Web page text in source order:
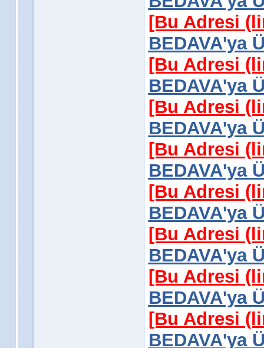
[Bu Adresi
BEDAVA'ya
[Bu Adresi
BEDAVA'ya
[Bu Adresi
BEDAVA'ya
[Bu Adresi
BEDAVA'ya
[Bu Adresi
BEDAVA'ya
[Bu Adresi
BEDAVA'ya
[Bu Adresi
BEDAVA'ya
[Bu Adresi
BEDAVA'ya